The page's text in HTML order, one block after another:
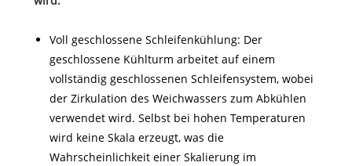
Voll geschlossene Schleifenkühlung: Der
geschlossene Kühlturm arbeitet auf einem
vollständig geschlossenen Schleifensystem, wobei
der Zirkulation des Weichwassers zum Abkühlen
verwendet wird. Selbst bei hohen Temperaturen
wird keine Skala erzeugt, was die
Wahrscheinlichkeit einer Skalierung im